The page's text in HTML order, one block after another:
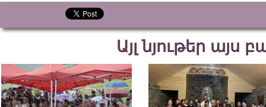
Այլ նյութեր այս